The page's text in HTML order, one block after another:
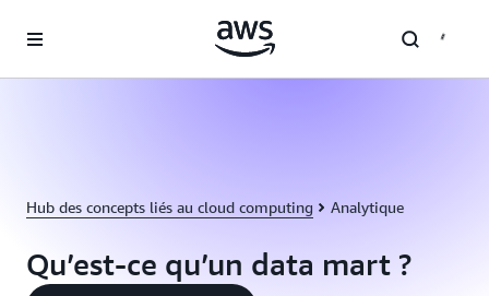
Hub des concepts liés au cloud computing Analytique
Qu’est-ce qu’un data mart ?